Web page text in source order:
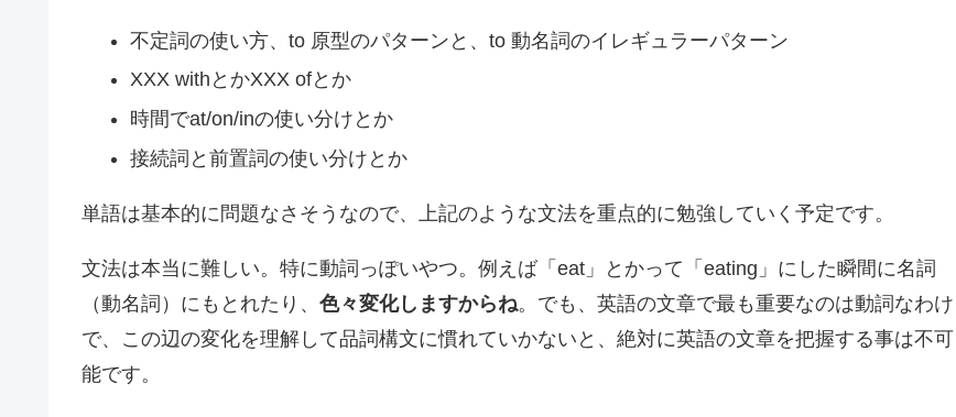
不定詞の使い方、to 原型のパターンと、to 動名詞のイレギュラーパターン
XXX withとかXXX ofとか
時間でat/on/inの使い分けとか
接続詞と前置詞の使い分けとか
単語は基本的に問題なさそうなので、上記のような文法を重点的に勉強していく予定です。
文法は本当に難しい。特に動詞っぽいやつ。例えば「eat」とかって「eating」にした瞬間に名詞
（動名詞）にもとれたり、 色々変化しますからね。でも、英語の文章で最も重要なのは動詞なわけ
で、この辺の変化を理解して品詞構文に慣れていかないと、絶対に英語の文章を把握する事は不可
能です。